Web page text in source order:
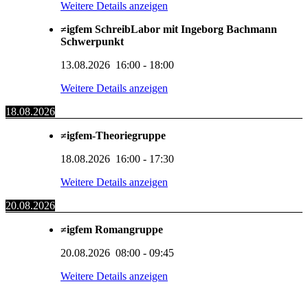
Weitere Details anzeigen
≠igfem SchreibLabor mit Ingeborg Bachmann
Schwerpunkt
13.08.2026 16:00 - 18:00
Weitere Details anzeigen
18.08.2026
≠igfem-Theoriegruppe
18.08.2026 16:00 - 17:30
Weitere Details anzeigen
20.08.2026
≠igfem Romangruppe
20.08.2026 08:00 - 09:45
Weitere Details anzeigen